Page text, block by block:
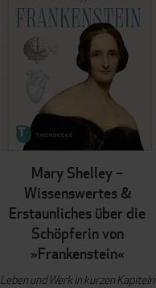
Mary Shelley –
Wissenswertes &
Erstaunliches über die
Schöpferin von
»Frankenstein«
Leben und Werk in kurzen Kapiteln